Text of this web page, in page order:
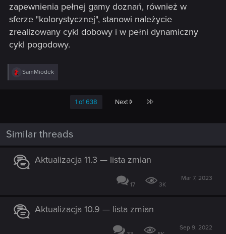
zapewnienia pełnej gamy doznań, również w
sferze "kolorystycznej", stanowi należycie
zrealizowany cykl dobowy i w pełni dynamiczny
cykl pogodowy.
R
e
s
:
SamMiodek
1 of 638 Next Last
Similar threads
Aktualizacja 11.3 — lista zmian
17 3K
Mar 7, 2023
Aktualizacja 10.9 — lista zmian
Sep 9, 2022